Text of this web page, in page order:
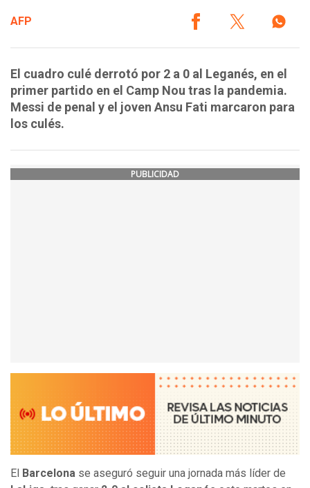
AFP
El cuadro culé derrotó por 2 a 0 al Leganés, en el
primer partido en el Camp Nou tras la pandemia.
Messi de penal y el joven Ansu Fati marcaron para
los culés.
PUBLICIDAD
El Barcelona se aseguró seguir una jornada más líder de